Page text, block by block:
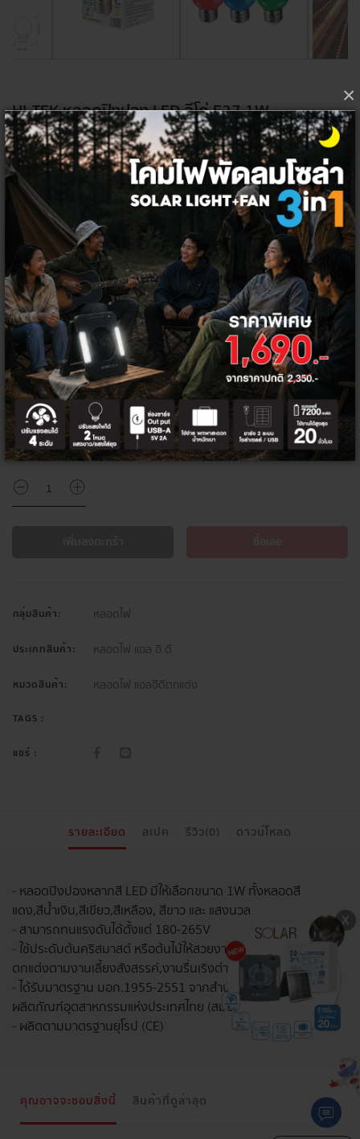
×
HI-TEK หลอดปิงปอง LED อีโค่ E27 1W
50 ฿ 40 ฿
เลือกแสง
เลือกจำนวน ต่อชิ้น
1ชิ้น ลัง100ชิ้น
โค้ด/คูปองส่วนลด
HITEK5PER ส่วนลดท้ายบิล 5%
จำนวน
กลุ่มสินค้า: หลอดไฟ
ประเภทสินค้า: หลอดไฟ แอล อี ดี
หมวดสินค้า: หลอดไฟ แอลอีดีตกแต่ง
TAGS :
แชร์ :
รายละเอียด สเปค รีวิว(0) ดาวน์โหลด
- หลอดปิงปองหลากสี LED มีให้เลือกขนาด 1W ทั้งหลอดสี
แดง,สีน้ำเงิน,สีเขียว,สีเหลือง, สีขาว และ แสงนวล
- สามารถทนแรงดันได้ตั้งแต่ 180-265V
- ใช้ประดับต้นคริสมาสต์ หรือต้นไม้ให้สวยงามได้ เหมาะสำหรับใช้
ตกแต่งตามงานเลี้ยงสังสรรค์,งานรื่นเริงต่างๆ
- ได้รับมาตรฐาน มอก.1955-2551 จากสำนักงานมาตรฐาน
ผลิตภัณฑ์อุตสาหกรรมแห่งประเทศไทย (สมอ.)
- ผลิตตามมาตรฐานยุโรป (CE)
คุณอาจจะชอบสิ่งนี้ สินค้าที่ดูล่าสุด